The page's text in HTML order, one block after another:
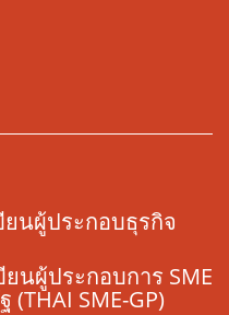
ยนผู้ประกอบธุรกิจ
นผู้ประกอบการ SME
SME-GP)